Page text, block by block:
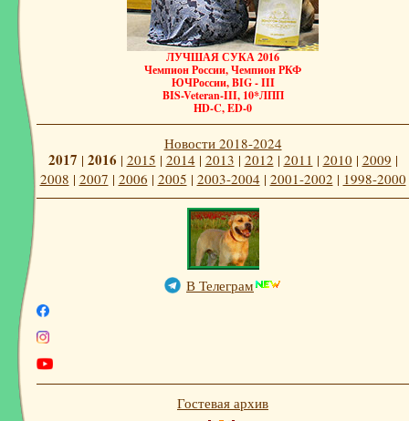
ЛУЧШАЯ СУКА 2016
Чемпион России, Чемпион РКФ
ЮЧРоссии, BIG - III
BIS-Veteran-III, 10*ЛПП
HD-C, ED-0
Новости 2018-2024
2017 | 2016 | 2015 | 2014 | 2013 | 2012 | 2011 | 2010 | 2009 |
2008 | 2007 | 2006 | 2005 | 2003-2004 | 2001-2002 | 1998-2000
В Телеграм
Youtube
Гостевая архив